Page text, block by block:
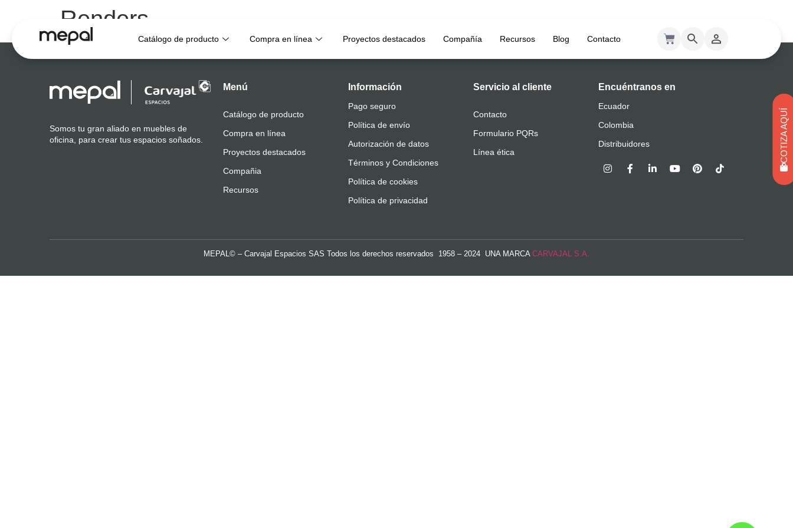
Catálogo de producto Compra en línea Proyectos destacados Compañía Recursos Blog Contacto
COTIZA AQUÍ
Renders
Somos tu gran aliado en muebles de
oficina, para crear tus espacios soñados.
Menú
Catálogo de producto
Compra en línea
Proyectos destacados
Compañia
Recursos
Información
Pago seguro
Política de envío
Autorización de datos
Términos y Condiciones
Política de cookies
Política de privacidad
Servicio al cliente
Contacto
Formulario PQRs
Línea ética
Encuéntranos en
Ecuador
Colombia
Distribuidores
MEPAL© – Carvajal Espacios SAS Todos los derechos reservados 1958 – 2024 UNA MARCA CARVAJAL S.A.